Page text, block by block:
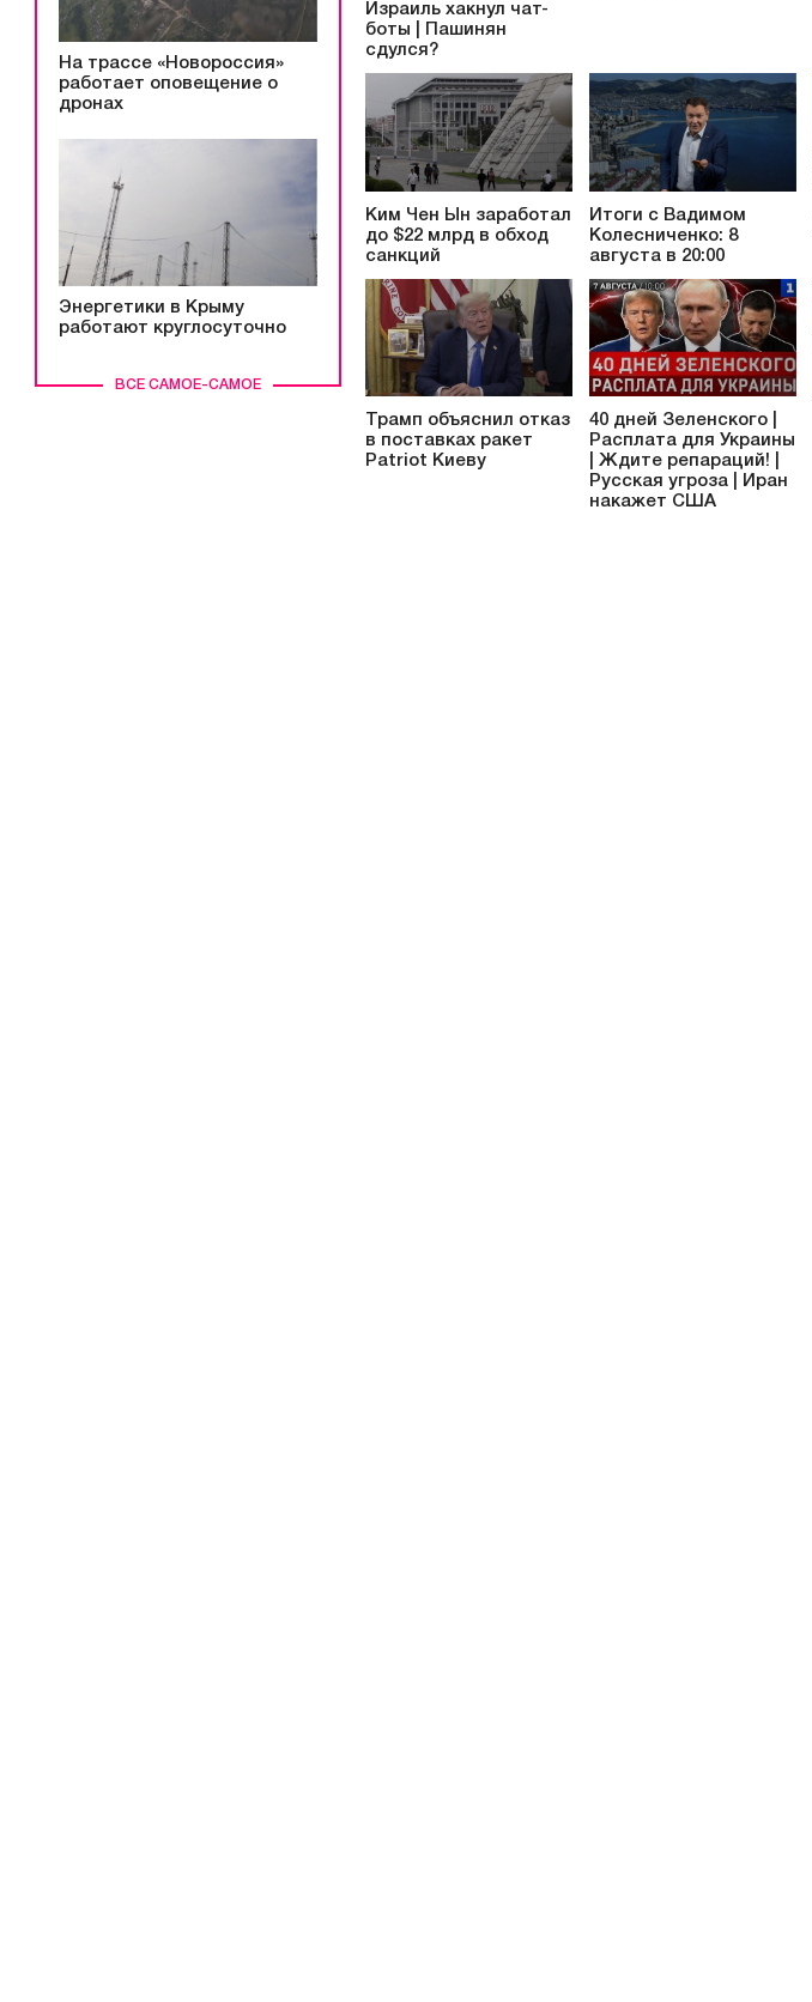
ВСЕ САМОЕ-САМОЕ
На трассе «Новороссия»
работает оповещение о
дронах
Энергетики в Крыму
работают круглосуточно
Израиль хакнул чат-
боты | Пашинян
сдулся?
Ким Чен Ын заработал
до $22 млрд в обход
санкций
Итоги с Вадимом
Колесниченко: 8
августа в 20:00
Трамп объяснил отказ
в поставках ракет
Patriot Киеву
40 дней Зеленского |
Расплата для Украины
| Ждите репараций! |
Русская угроза | Иран
накажет США